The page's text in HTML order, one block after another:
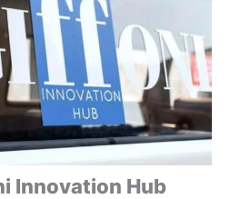
Innovation Hub